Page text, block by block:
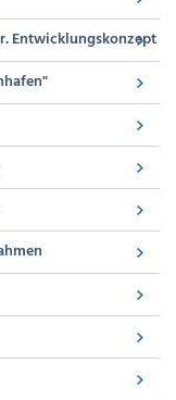
Entwicklungskonzept